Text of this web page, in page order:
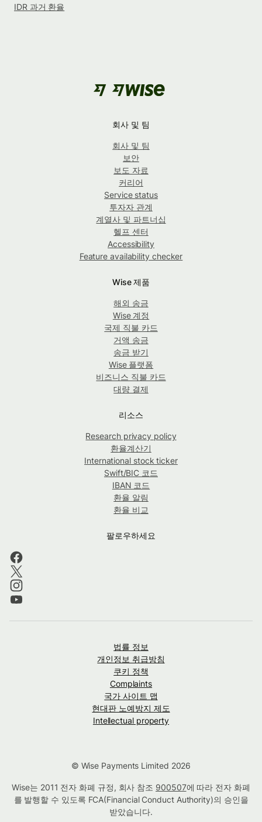
IDR 과거 환율
회사 및 팀
회사 및 팀
보안
보도 자료
커리어
Service status
투자자 관계
계열사 및 파트너십
헬프 센터
Accessibility
Feature availability checker
Wise 제품
해외 송금
Wise 계정
국제 직불 카드
거액 송금
송금 받기
Wise 플랫폼
비즈니스 직불 카드
대량 결제
리소스
Research privacy policy
환율계산기
International stock ticker
Swift/BIC 코드
IBAN 코드
환율 알림
환율 비교
팔로우하세요
법률 정보
개인정보 취급방침
쿠키 정책
Complaints
국가 사이트 맵
현대판 노예방지 제도
Intellectual property
© Wise Payments Limited 2026
Wise는 2011 전자 화폐 규정, 회사 참조 900507에 따라 전자 화폐
를 발행할 수 있도록 FCA(Financial Conduct Authority)의 승인을
받았습니다.